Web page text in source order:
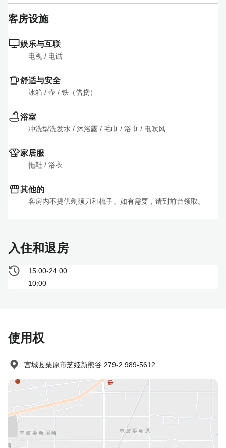
客房设施
娱乐与互联
电视 / 电话
舒适与安全
冰箱 / 壶 / 铁（借贷）
浴室
冲洗型洗发水 / 沐浴露 / 毛巾 / 浴巾 / 电吹风
家居服
拖鞋 / 浴衣
其他的
客房内不提供剃须刀和梳子。如有需要，请到前台领取。
入住和退房
15:00-24:00
10:00
使用权
宫城县栗原市芝姫新熊谷 279-2 989-5612